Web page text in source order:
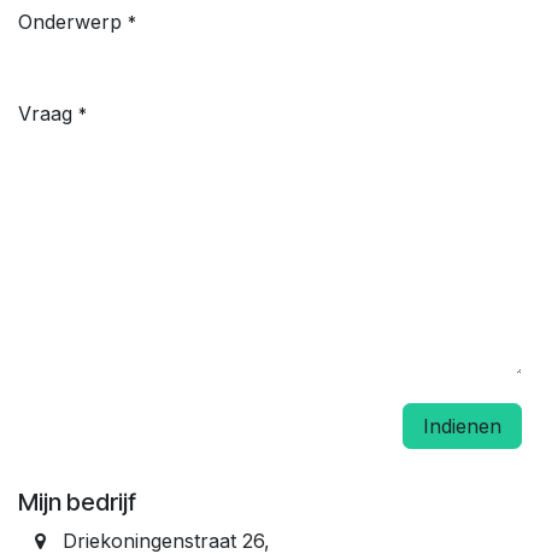
Onderwerp *
Vraag *
Indienen
Mijn bedrijf
Driekoningenstraat 26,